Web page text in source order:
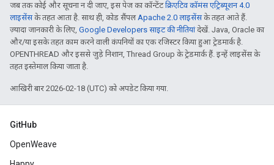
जब तक कोई और सूचना न दी जाए, इस पेज का कॉन्टेंटक्रिएटिव कॉमंस एट्रिब्यूशन 4.0
लाइसेंसके तहत आता है. साथ ही, कोड सैंपलApache 2.0 लाइसेंसके तहत आते हैं.
ज़्यादा जानकारी के लिए, Google Developers साइट की नीतियांदेखें. Java, Oracle का
और/या इसके तहत काम करने वाली कंपनियों का एक रजिस्टर किया हुआ ट्रेडमार्क है.
OPENTHREAD और इससे जुड़े निशान, Thread Group के ट्रेडमार्क हैं. इन्हें लाइसेंस के
तहत इस्तेमाल किया जाता है.
आखिरी बार 2026-02-18 (UTC) को अपडेट किया गया.
GitHub
OpenWeave